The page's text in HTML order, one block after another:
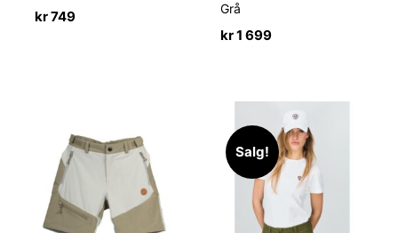
kr749
Grå
kr1 699
Salg!